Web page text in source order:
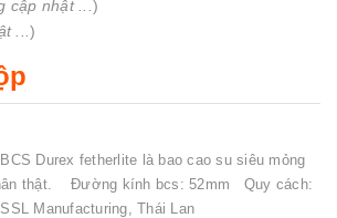
cập nhật ... )
... )
Durex fetherlite là bao cao su siêu mỏng
thật. Đường kính bcs: 52mm Quy cách:
Manufacturing, Thái Lan